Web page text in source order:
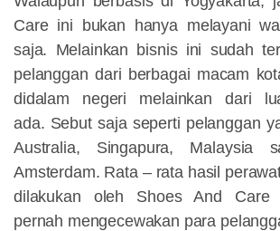
Care ini bukan hanya melayani
saja. Melainkan bisnis ini sudah
pelanggan dari berbagai macam
didalam negeri melainkan dari
ada. Sebut saja seperti pelanggan
Australia, Singapura, Malaysia
Amsterdam. Rata – rata hasil
dilakukan oleh Shoes And Care
pernah mengecewakan para